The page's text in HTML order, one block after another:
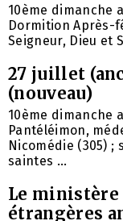
10ème dimanche
Dormition Après-
Seigneur, Dieu et
27 juillet
(nouveau)
10ème dimanche
Pantéléimon,
Nicomédie (305)
saintes ...
Le
étrangères